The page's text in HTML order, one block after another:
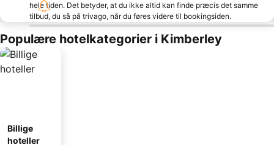
hele tiden. Det betyder, at du ikke altid kan finde præcis det samme
tilbud, du så på trivago, når du føres videre til bookingsiden.
Populære hotelkategorier i Kimberley
Billige
hoteller